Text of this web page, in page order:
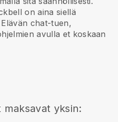
on aina siellä
chat-tuen,
avulla et koskaan
yksin: